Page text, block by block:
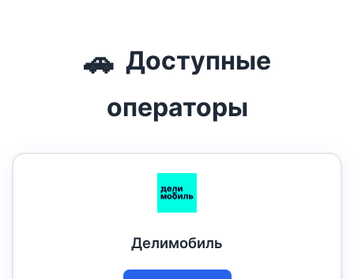
🚗 Доступные
операторы
Делимобиль